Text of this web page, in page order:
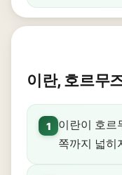
이란, 호르무
1
이란이 호르
쪽까지 넓히